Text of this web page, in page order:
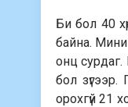
Би бол 40
байна.
онц сурдаг.
бол
орохгүй 21